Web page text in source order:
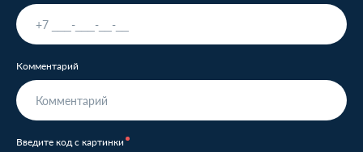
Комментарий
Введите код с картинки